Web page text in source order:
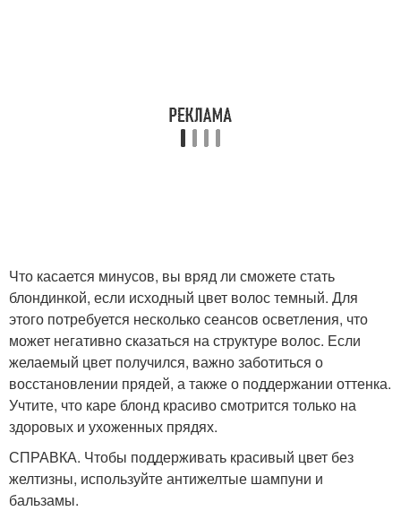
Что касается минусов, вы вряд ли сможете стать
блондинкой, если исходный цвет волос темный. Для
этого потребуется несколько сеансов осветления, что
может негативно сказаться на структуре волос. Если
желаемый цвет получился, важно заботиться о
восстановлении прядей, а также о поддержании оттенка.
Учтите, что каре блонд красиво смотрится только на
здоровых и ухоженных прядях.
СПРАВКА. Чтобы поддерживать красивый цвет без
желтизны, используйте антижелтые шампуни и
бальзамы.